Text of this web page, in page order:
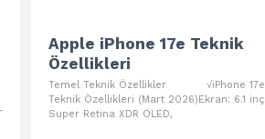
Apple iPhone 17e Teknik
Özellikleri
Temel Teknik Özellikler √iPhone 17e
Teknik Özellikleri (Mart 2026)Ekran: 6.1 inç
Super Retina XDR OLED,